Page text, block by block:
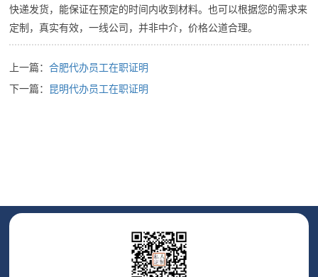
快递发货，能保证在预定的时间内收到材料。也可以根据您的需求来
定制，真实有效，一线公司，并非中介，价格公道合理。
上一篇：合肥代办员工在职证明
下一篇： 昆明代办员工在职证明